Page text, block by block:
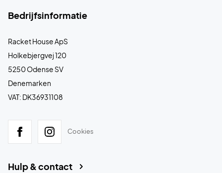
Bedrijfsinformatie
Racket House ApS
Holkebjergvej 120
5250 Odense SV
Denemarken
VAT: DK36931108
Cookies
Hulp & contact